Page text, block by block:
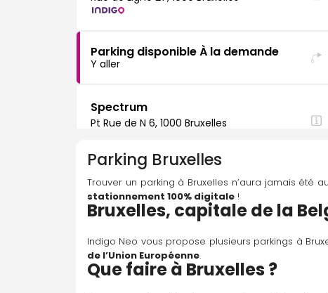
Parking disponible À la demande
Y aller
Spectrum
Pt Rue de N 6, 1000 Bruxelles
Parking disponible À la demande
Y aller
Rue de Trèves 120, 1040 Bruxelles
Parking Bruxelles
Trouver un parking à Bruxelles n’aura jamais été
stationnement 100% digitale !
Bruxelles, capitale de la
Indigo Neo vous propose plusieurs parkings à
de l’Union Européenne.
Que faire à Bruxelles ?